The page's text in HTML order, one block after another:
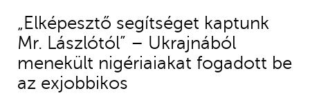
„Elképesztő segítséget kaptunk
Mr. Lászlótól” – Ukrajnából
menekült nigériaiakat fogadott be
az exjobbikos